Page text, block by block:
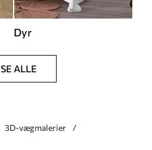
Dyr
SE ALLE
3D-vægmalerier